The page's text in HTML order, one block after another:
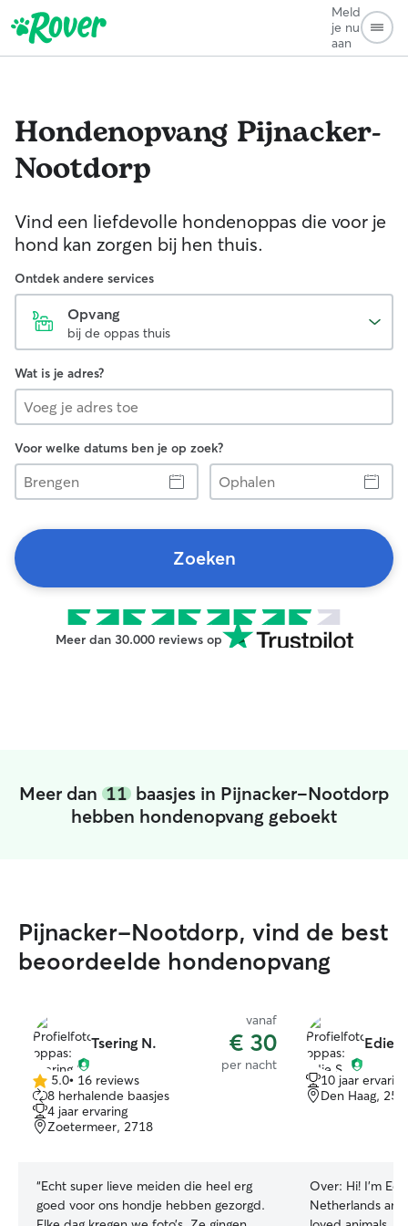
Meld
je nu
aan
Hondenopvang Pijnacker-
Nootdorp
Vind een liefdevolle hondenoppas die voor je
hond kan zorgen bij hen thuis.
Ontdek andere services
Opvang
bij de oppas thuis
Wat is je adres?
Voor welke datums ben je op zoek?
Brengen
Ophalen
Zoeken
Meer dan 30.000 reviews op
Meer dan 11 baasjes in Pijnacker-Nootdorp
hebben hondenopvang geboekt
Pijnacker-Nootdorp, vind de best
beoordeelde hondenopvang
Tsering N.
vanaf
€ 30
per nacht
5.0
van
5
sterren
5.0• 16 reviews
8 herhalende baasjes
4 jaar ervaring
Zoetermeer, 2718
“Echt super lieve meiden die heel erg
goed voor ons hondje hebben gezorgd.
Edie
10 jaar ervaring
Den Haag,
Over: Hi! I’m
Netherlands and